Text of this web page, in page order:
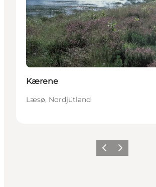
Kærene
Læsø, Nordjütland
Vorherige Folie
Nächste Folie